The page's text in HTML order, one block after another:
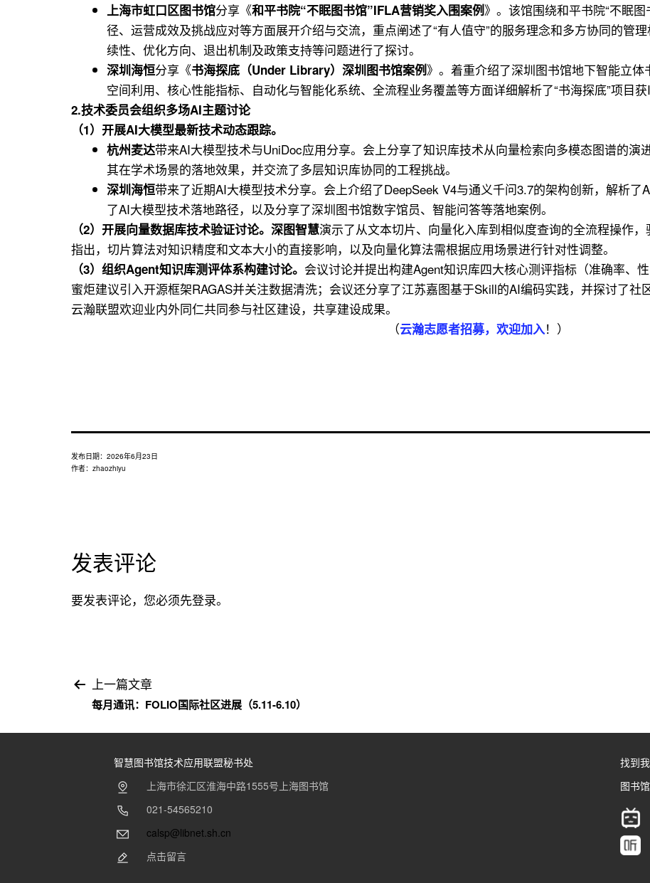
上海市虹口区图书馆分享《和平书院“不眠图书馆”IFLA营销奖入围案例》。该馆围绕和平书院“不眠
径、运营成效及挑战应对等方面展开介绍与交流，重点阐述了“有人值守”的服务理念和多方协同的管
续性、优化方向、退出机制及政策支持等问题进行了探讨。
深圳海恒分享《书海探底（Under Library）深圳图书馆案例》。着重介绍了深圳图书馆地下智能立
空间利用、核心性能指标、自动化与智能化系统、全流程业务覆盖等方面详细解析了“书海探底”项目
2.技术委员会组织多场AI主题讨论
（1）开展AI大模型最新技术动态跟踪。
杭州麦达带来AI大模型技术与UniDoc应用分享。会上分享了知识库技术从向量检索向多模态图谱的演
其在学术场景的落地效果，并交流了多层知识库协同的工程挑战。
深圳海恒带来了近期AI大模型技术分享。会上介绍了DeepSeek V4与通义千问3.7的架构创新，解析
了AI大模型技术落地路径，以及分享了深圳图书馆数字馆员、智能问答等落地案例。
（2） 开展向量数据库技术验证讨论。 深图智慧演示了从文本切片、向量化入库到相似度查询的全流程操作
指出，切片算法对知识精度和文本大小的直接影响，以及向量化算法需根据应用场景进行针对性调整。
（3）组织Agent知识库测评体系构建讨论。 会议讨论并提出构建Agent知识库四大核心测评指标（准确率、
蜜炬建议引入开源框架RAGAS并关注数据清洗；会议还分享了江苏嘉图基于Skill的AI编码实践，并探讨了社
云瀚联盟欢迎业内外同仁共同参与社区建设，共享建设成果。
（云瀚志愿者招募，欢迎加入！ ）
发布日期： 2026年6月23日
作者： zhaozhiyu
发表评论
要发表评论，您必须先登录。
文
导
上一篇文章
每月通讯：FOLIO国际社区进展（5.11-6.10）
智慧图书馆技术应用联盟秘书处
上海市徐汇区淮海中路1555号上海图书馆
021-54565210
calsp@libnet.sh.cn
点击留言
找到
图书